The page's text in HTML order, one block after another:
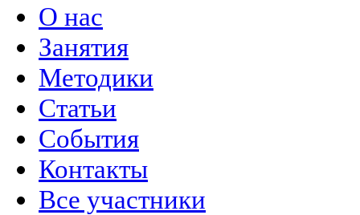
О нас
Занятия
Методики
Статьи
События
Контакты
Все участники